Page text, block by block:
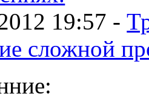
19:57 -
сложной